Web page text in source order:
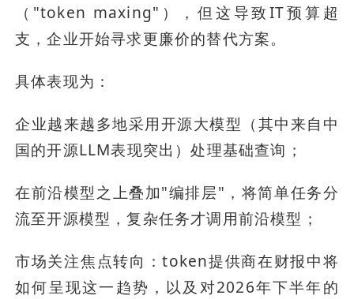
（"token maxing"），但这导致IT预算超
支，企业开始寻求更廉价的替代方案。
具体表现为：
企业越来越多地采用开源大模型（其中来自中
国的开源LLM表现突出）处理基础查询；
在前沿模型之上叠加"编排层"，将简单任务分
流至开源模型，复杂任务才调用前沿模型；
市场关注焦点转向：token提供商在财报中将
如何呈现这一趋势，以及对2026年下半年的